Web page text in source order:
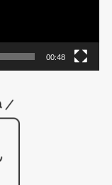
00:48